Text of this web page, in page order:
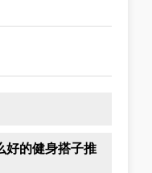
好的健身搭子推